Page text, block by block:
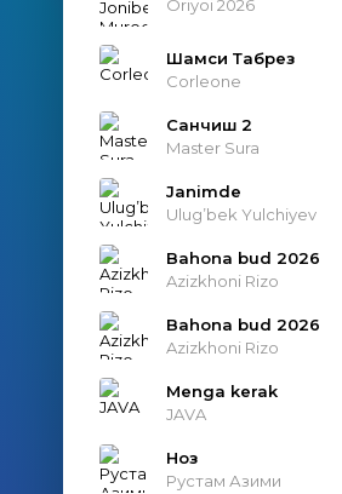
Oriyoi 2026
Шамси Табрез
Corleone
Санчиш 2
Master Sura
Janimde
Ulug’bek Yulchiyev
Bahona bud 2026
Azizkhoni Rizo
Bahona bud 2026
Azizkhoni Rizo
Menga kerak
JAVA
Ноз
Рустам Азими